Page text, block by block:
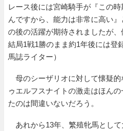
レース後には宮崎騎手が『この
んですから、能力は非常に高い
の後の活躍が期待されましたが、
結局1戦1勝のまま約1年後には登
馬誌ライター）
母のシーザリオに対して懐疑的
ゥエルフスナイトの激走はほん
たのは間違いないだろう。
あれから13年、繁殖牝馬とし